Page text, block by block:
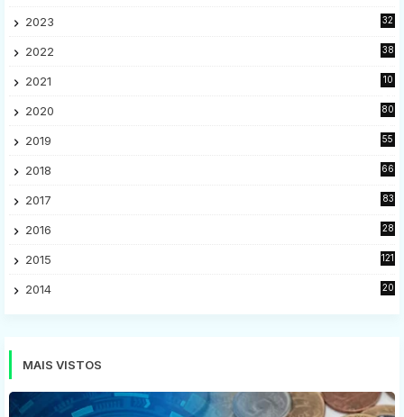
2023
32
2022
38
2021
10
2020
80
2019
55
2018
66
2017
83
2016
28
2015
121
2014
20
MAIS VISTOS